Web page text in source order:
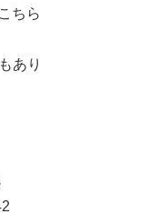
ちら
あり